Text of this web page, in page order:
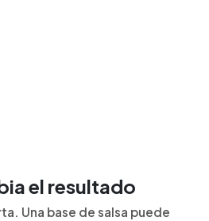
el resultado
Una base de salsa puede